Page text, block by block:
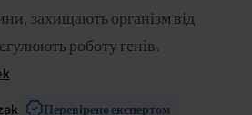
захищають організм від
роботу генів.
Перевірено експертом